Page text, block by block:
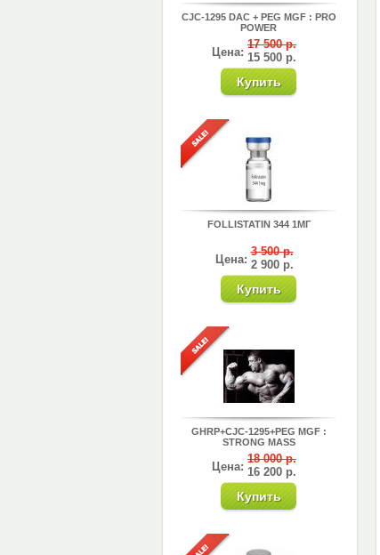
CJC-1295 DAC + PEG MGF : PRO
POWER
Цена:
17 500 р.
15 500 р.
FOLLISTATIN 344 1МГ
Цена:
3 500 р.
2 900 р.
GHRP+CJC-1295+PEG MGF :
STRONG MASS
Цена:
18 000 р.
16 200 р.